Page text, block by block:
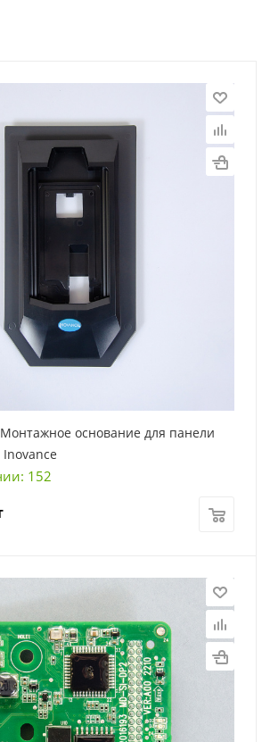
Монтажное основание для панели
Inovance
152